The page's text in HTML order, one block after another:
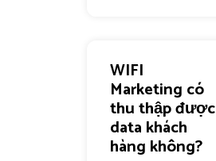
WIFI
Marketing có
thu thập được
data khách
hàng không?